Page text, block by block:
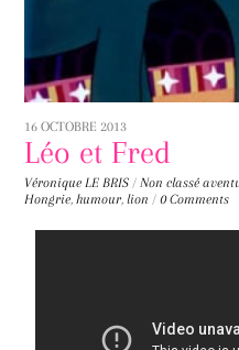
16 OCTOBRE 2013
Léo et Fred
Véronique LE BRIS / Non classé
Hongrie,humour,lion / 0 Comments